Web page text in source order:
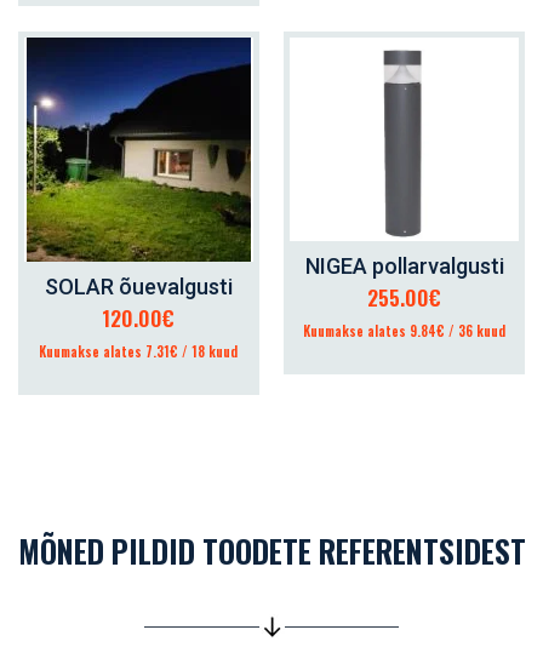
LISA KORVI
SOLAR õuevalgusti
120.00€
Kuumakse alates 7.31€ / 18 kuud
LISA KORVI
NIGEA pollarvalgusti
255.00€
Kuumakse alates 9.84€ / 36 kuud
MÕNED PILDID TOODETE REFERENTSIDEST